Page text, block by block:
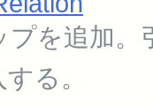
プを追加
る。